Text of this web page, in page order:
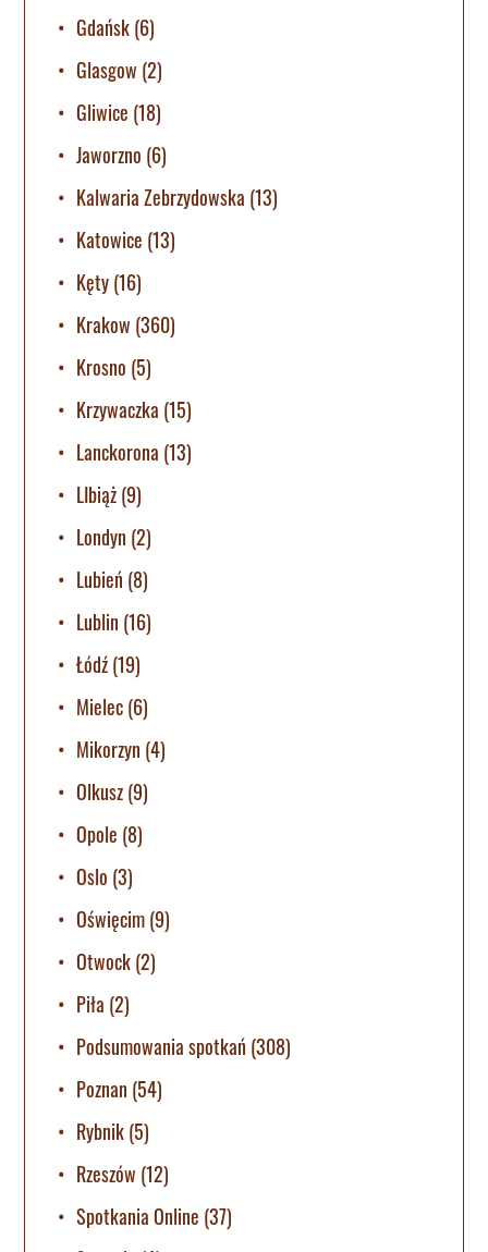
Gdańsk(6)
Glasgow (2)
Gliwice (18)
Jaworzno (6)
Kalwaria Zebrzydowska (13)
Katowice (13)
Kęty(16)
Krakow (360)
Krosno (5)
Krzywaczka (15)
Lanckorona (13)
LIbiąż(9)
Londyn (2)
Lubień (8)
Lublin (16)
Łódź(19)
Mielec(6)
Mikorzyn (4)
Olkusz(9)
Opole (8)
Oslo (3)
Oświęcim(9)
Otwock(2)
Piła (2)
Podsumowania spotkań (308)
Poznan (54)
Rybnik(5)
Rzeszów (12)
Spotkania Online (37)